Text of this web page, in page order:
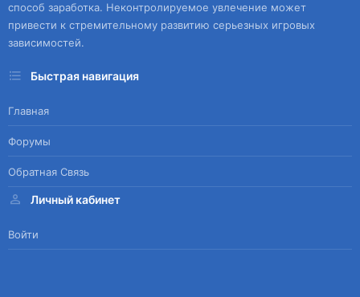
способ заработка. Неконтролируемое увлечение может
привести к стремительному развитию серьезных игровых
зависимостей.
Быстрая навигация
Главная
Форумы
Обратная Связь
Личный кабинет
Войти